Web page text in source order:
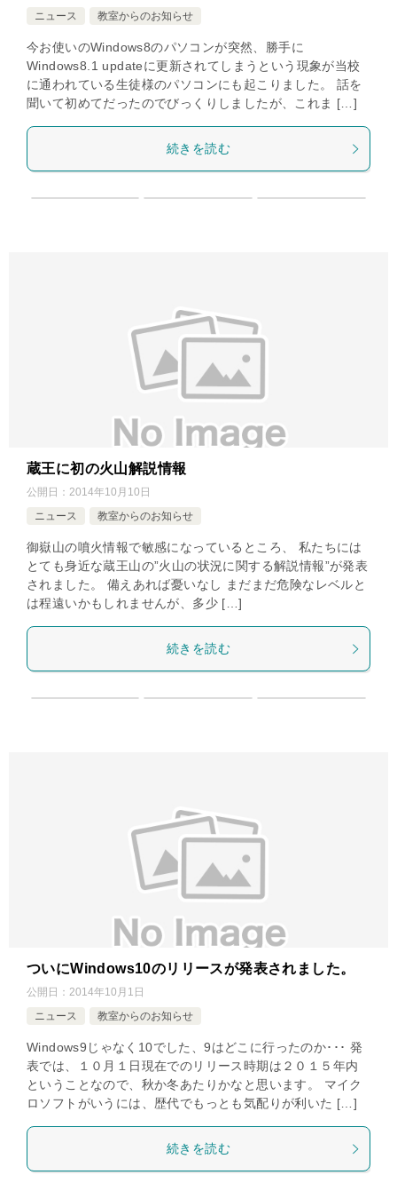
ニュース
教室からのお知らせ
今お使いのWindows8のパソコンが突然、勝手に
Windows8.1 updateに更新されてしまうという現象が当校
に通われている生徒様のパソコンにも起こりました。 話を
聞いて初めてだったのでびっくりしましたが、これま […]
続きを読む
蔵王に初の火山解説情報
公開日： 2014年10月10日
ニュース
教室からのお知らせ
御嶽山の噴火情報で敏感になっているところ、 私たちには
とても身近な蔵王山の”火山の状況に関する解説情報”が発表
されました。 備えあれば憂いなし まだまだ危険なレベルと
は程遠いかもしれませんが、多少 […]
続きを読む
ついにWindows10のリリースが発表されました。
公開日： 2014年10月1日
ニュース
教室からのお知らせ
Windows9じゃなく10でした、9はどこに行ったのか･･･ 発
表では、１０月１日現在でのリリース時期は２０１５年内
ということなので、秋か冬あたりかなと思います。 マイク
ロソフトがいうには、歴代でもっとも気配りが利いた […]
続きを読む